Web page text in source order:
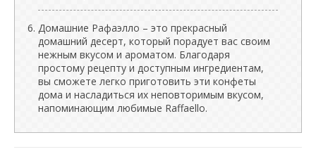
Домашние Рафаэлло – это прекрасный
домашний десерт, который порадует вас своим
нежным вкусом и ароматом. Благодаря
простому рецепту и доступным ингредиентам,
вы сможете легко приготовить эти конфеты
дома и насладиться их неповторимым вкусом,
напоминающим любимые Raffaello.